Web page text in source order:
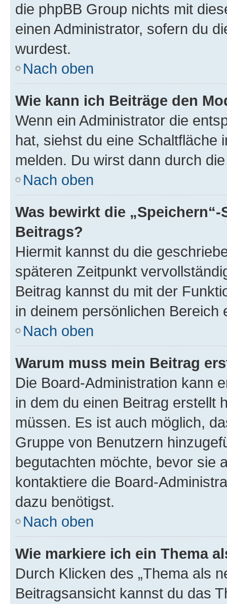
die phpBB Group nichts mit
einen Administrator, sofern du
wurdest.
Nach oben
Wie kann ich Beiträge den
Wenn ein Administrator die
hat, siehst du eine Schaltfläche
melden. Du wirst dann durch
Nach oben
Was bewirkt die
Beitrags?
Hiermit kannst du die
späteren Zeitpunkt
Beitrag kannst du mit der
in deinem persönlichen Bereich
Nach oben
Warum muss mein Beitrag
Die Board-Administration kann
in dem du einen Beitrag erstellt
müssen. Es ist auch möglich,
Gruppe von Benutzern
begutachten möchte, bevor sie
kontaktiere die Board-
dazu benötigst.
Nach oben
Wie markiere ich ein Thema
Durch Klicken des „Thema als
Beitragsansicht kannst du das